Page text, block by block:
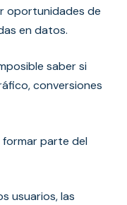
oportunidades de
en datos.
saber si
conversiones
formar parte del
usuarios, las